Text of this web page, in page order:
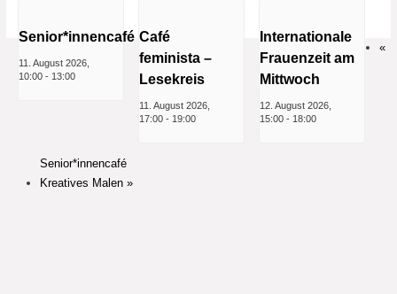
Senior*innencafé
11. August 2026,
10:00- 13:00
Café
feminista –
Lesekreis
11. August 2026,
17:00- 19:00
Internationale
Frauenzeit am
Mittwoch
12. August 2026,
15:00 - 18:00
«
Senior*innencafé
Kreatives Malen»